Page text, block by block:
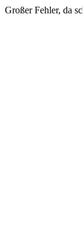
Großer Fehler, da